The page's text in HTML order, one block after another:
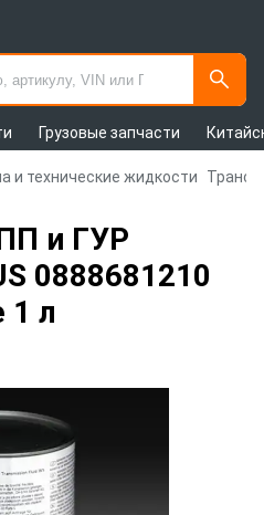
Грузовые запчасти
и технические жидкости
и ГУР
0888681210
1 л